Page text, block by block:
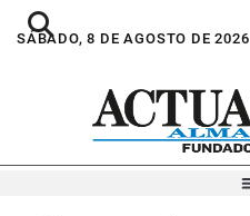
SÁBADO, 8 DE AGOSTO DE 2026